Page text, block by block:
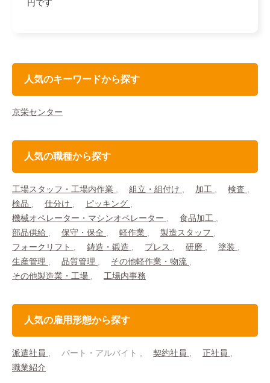
円です
人気のキーワードから探す
京栄センター
人気の職種から探す
工場スタッフ・工場内作業 組立・組付け 加工
検査
検品
仕分け
ピッキング
機械オペレーター・マシンオペレーター
食品加工
部品供給
保守・保全 軽作業
製造スタッフ
フォークリフト
鋳造・鍛造 プレス 研磨
塗装
生産管理
品質管理
その他軽作業・物流
その他製造業・工場
工場内事務
人気の雇用形態から探す
派遣社員 パート・アルバイト 契約社員
正社員
職業紹介